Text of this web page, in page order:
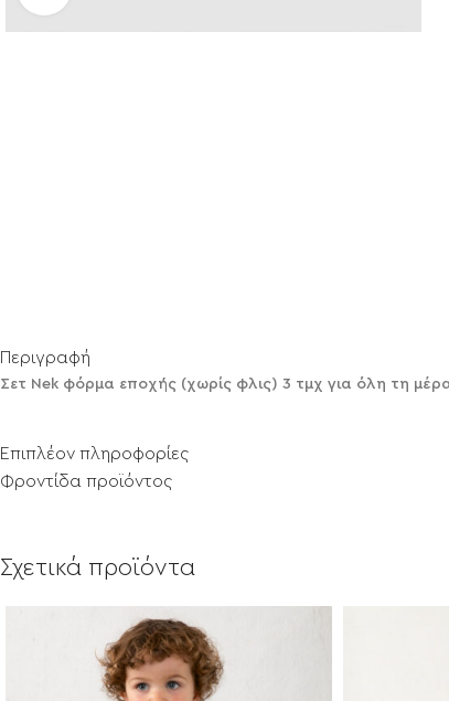
Περιγραφή
Σετ Nek φόρμα εποχής (χωρίς φλις) 3 τμχ για όλη τη
Επιπλέον πληροφορίες
Φροντίδα προϊόντος
Σχετικά προϊόντα